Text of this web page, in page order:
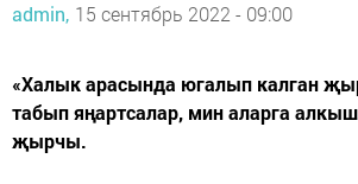
admin, 15 сентябрь 2022 - 09:00
«Халык арасында югалып калган
табып яңартсалар, мин аларга
җырчы.